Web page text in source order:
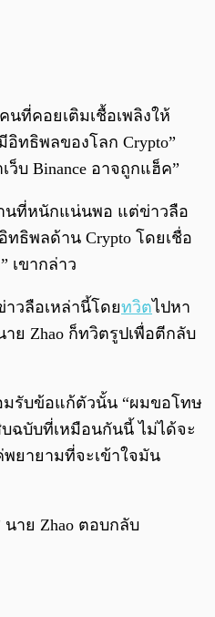
นที่คอยเติมเชื้อเพลิงให้
อิทธิพลของโลก Crypto”
ว็บ Binance อาจถูกแฮ็ค”
นที่หนักแน่นพอ แต่ข่าวลือ
ธิพลด้าน Crypto โดยเชื่อ
เขากล่าว
าวลือเหล่านี้โดยทวิตไปหา
ย Zhao ก็ทวิตรูปเพื่อตีกลับ
มรับข้อแก้ตัวนั้น “ผมขอโทษ
ฉบับที่เหมือนกันนี้ ไม่ได้จะ
ยายามที่จะเข้าใจมัน
าย Zhao ตอบกลับ